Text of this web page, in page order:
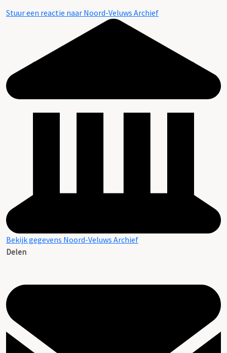
Stuur een reactie naar Noord-Veluws Archief
Bekijk gegevens Noord-Veluws Archief
Delen